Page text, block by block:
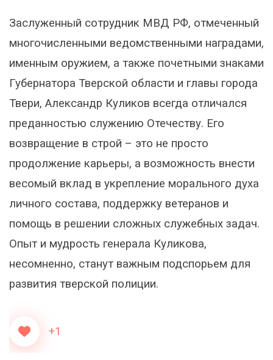
Заслуженный сотрудник МВД РФ, отмеченный
многочисленными ведомственными наградами,
именным оружием, а также почетными знаками
Губернатора Тверской области и главы города
Твери, Александр Куликов всегда отличался
преданностью служению Отечеству. Его
возвращение в строй – это не просто
продолжение карьеры, а возможность внести
весомый вклад в укрепление морального духа
личного состава, поддержку ветеранов и
помощь в решении сложных служебных задач.
Опыт и мудрость генерала Куликова,
несомненно, станут важным подспорьем для
развития тверской полиции.
+1